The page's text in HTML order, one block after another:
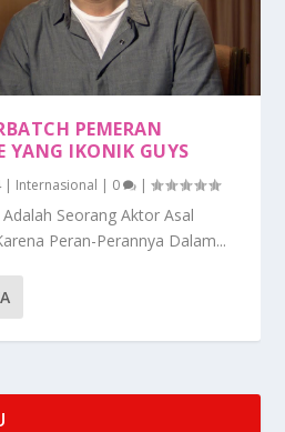
PEMERAN
YANG IKONIK GUYS
| Internasional | 0 |
Seorang Aktor Asal
Peran-Perannya Dalam...